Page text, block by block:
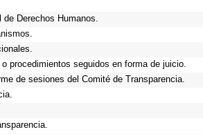
Derechos Humanos.
procedimientos seguidos en forma de juicio.
de sesiones del Comité de Transparencia.